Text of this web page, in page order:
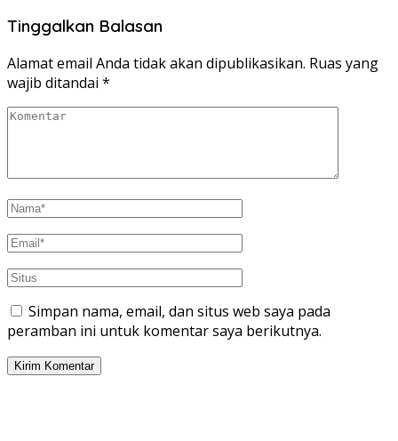
Tinggalkan Balasan
Alamat email Anda tidak akan dipublikasikan. Ruas yang
wajib ditandai *
Simpan nama, email, dan situs web saya pada
peramban ini untuk komentar saya berikutnya.